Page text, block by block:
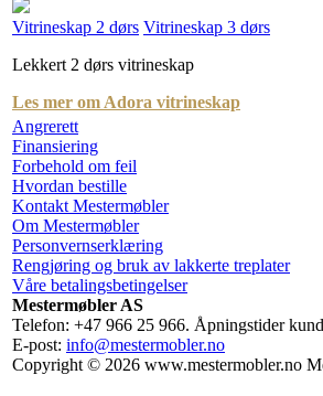
Vitrineskap 2 dørs Vitrineskap 3 dørs
Lekkert 2 dørs vitrineskap
Les mer om Adora vitrineskap
Angrerett
Finansiering
Forbehold om feil
Hvordan bestille
Kontakt Mestermøbler
Om Mestermøbler
Personvernserklæring
Rengjøring og bruk av lakkerte treplater
Våre betalingsbetingelser
Mestermøbler AS
Telefon: +47 966 25 966. Åpningstider
E-post: info@mestermobler.no
Copyright © 2026 www.mestermobler.no